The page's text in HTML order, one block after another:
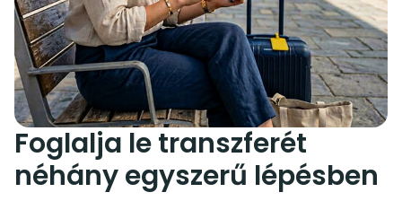
Foglalja le transzferét
néhány egyszerű lépésben